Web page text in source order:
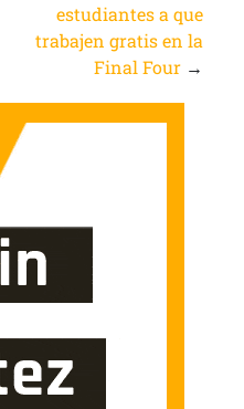
estudiantes a que
trabajen gratis en la
Final Four →